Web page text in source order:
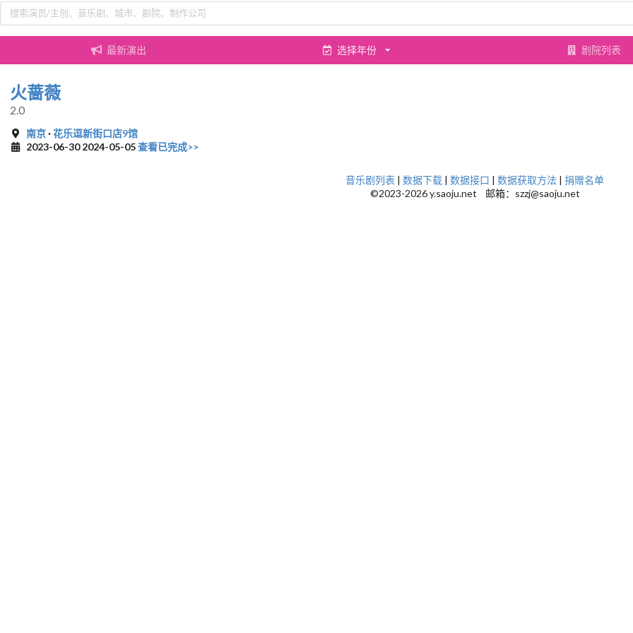
最新演出 选择年份 剧院列表
火蔷薇
2.0
南京·花乐逗新街口店9馆
2023-06-30 2024-05-05查看已完成>>
音乐剧列表 | 数据下载 | 数据接口 | 数据获取方法 | 捐赠名单
©2023-2026 y.saoju.net 邮箱：szzj@saoju.net